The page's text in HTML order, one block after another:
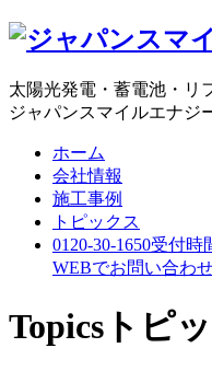
太陽光発電・蓄電池・リ
ジャパンスマイルエナジ
ホーム
会社情報
施工事例
トピックス
0120-30-1650受付時
WEBでお問い合わ
Topics トピ